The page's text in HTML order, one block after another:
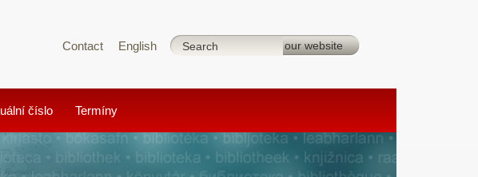
Contact English
číslo Termíny